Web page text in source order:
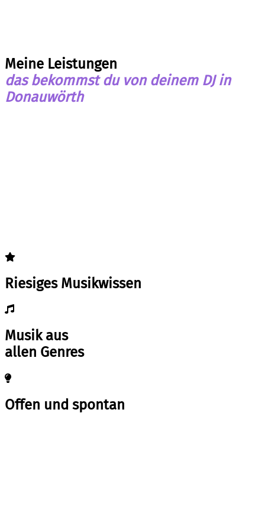
Meine Leistungen
das bekommst du von deinem DJ in
Donauwörth
Riesiges Musikwissen
Musik aus
allen Genres
Offen und spontan